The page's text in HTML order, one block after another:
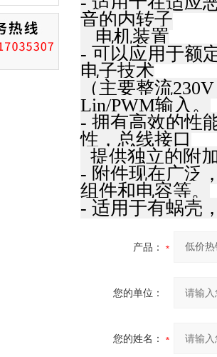
音的内转子
电机装置
- 可以应用于额
电子技术
（主要整流
Lin/PWM输入。
- 拥有高效的性
性，总线接口
提供独立的附
- 附件现在广泛
组件和电容等。
- 适用于有蜗壳
产品：
您的单位：
您的姓名：